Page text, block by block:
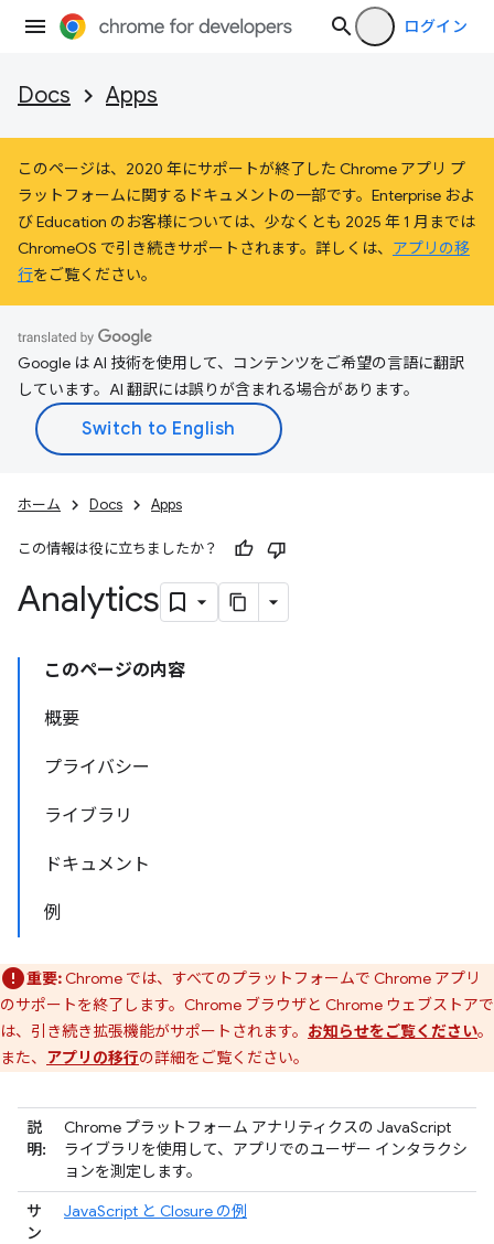
ログイン
Docs Apps
このページは、2020 年にサポートが終了した Chrome アプリ プ
ラットフォームに関するドキュメントの一部です。Enterprise およ
び Education のお客様については、少なくとも 2025 年 1 月までは
ChromeOS で引き続きサポートされます。詳しくは、 アプリの移
行をご覧ください。
Google は AI 技術を使用して、コンテンツをご希望の言語に翻訳
しています。AI 翻訳には誤りが含まれる場合があります。
ホーム Docs Apps
この情報は役に立ちましたか？
Analytics
このページの内容
概要
プライバシー
ライブラリ
ドキュメント
例
重要:Chrome では、すべてのプラットフォームで Chrome アプリ
のサポートを終了します。Chrome ブラウザと Chrome ウェブストアで
は、引き続き拡張機能がサポートされます。 お知らせをご覧ください。
また、 アプリの移行の詳細をご覧ください。
説
明:
Chrome プラットフォーム アナリティクスの JavaScript
ライブラリを使用して、アプリでのユーザー インタラクシ
ョンを測定します。
サ
ン
JavaScript と Closure の例